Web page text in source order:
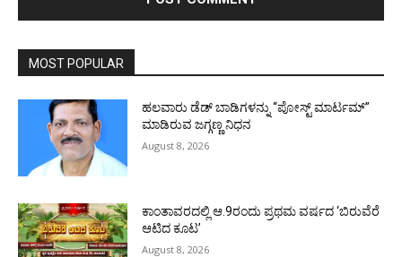
MOST POPULAR
ಹಲವಾರು ಡೆಡ್ ಬಾಡಿಗಳನ್ನು “ಪೋಸ್ಟ್ ಮಾರ್ಟಮ್”
ಮಾಡಿರುವ ಜಗ್ಗಣ್ಣ ನಿಧನ
August 8, 2026
ಕಾಂತಾವರದಲ್ಲಿ ಆ.9ರಂದು ಪ್ರಥಮ ವರ್ಷದ ‘ಬಿರುವೆರೆ
ಆಟಿದ ಕೂಟ’
August 8, 2026